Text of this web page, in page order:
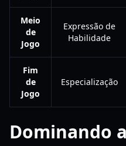
Meio
de
Jogo
Expressão de
Habilidade
Fim
de
Jogo
Especialização
Dominando